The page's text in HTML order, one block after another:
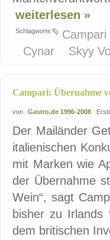
weiterlesen »
Schlagworte Campari
Cynar
Skyy
Campari: Übernahme
von Gastro.de 1996-2008
Der Mailänder
italienischen
mit Marken wie
der Übernahme
Wein“, sagt
bisher zu Irlands
dem britischen